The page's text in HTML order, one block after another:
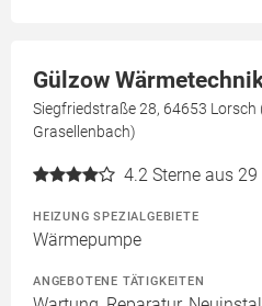
Gülzow
Siegfriedstraße 28, 64653 Lorsch
Grasellenbach)
4.2 Sterne aus
HEIZUNG SPEZIALGEBIETE
Wärmepumpe
ANGEBOTENE TÄTIGKEITEN